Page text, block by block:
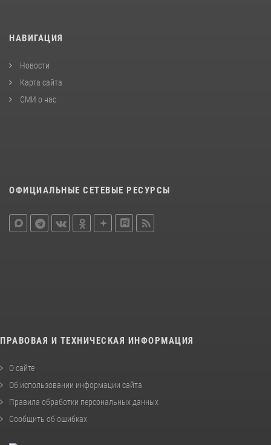
НАВИГАЦИЯ
Новости
Карта сайта
СМИ о нас
ОФИЦИАЛЬНЫЕ СЕТЕВЫЕ РЕСУРСЫ
ПРАВОВАЯ И ТЕХНИЧЕСКАЯ ИНФОРМАЦИЯ
О сайте
Об использовании информации сайта
Правила обработки персональных данных
Сообщить об ошибках